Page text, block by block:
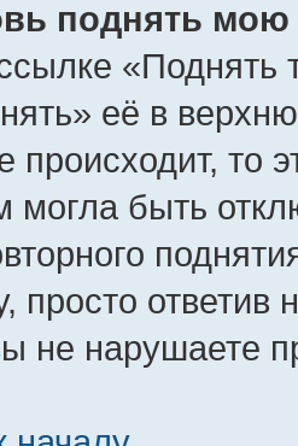
поднять мою
«Поднять
её в
происходит, то
могла быть
просто ответив
не нарушаете